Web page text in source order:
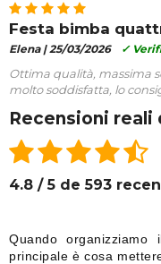
Festa bimba
Elena |25/03/2026 ✓
Ottima qualità, massima
molto soddisfatta, lo
Recensioni reali
4.8 / 5 de 593
Quando
principale è cosa